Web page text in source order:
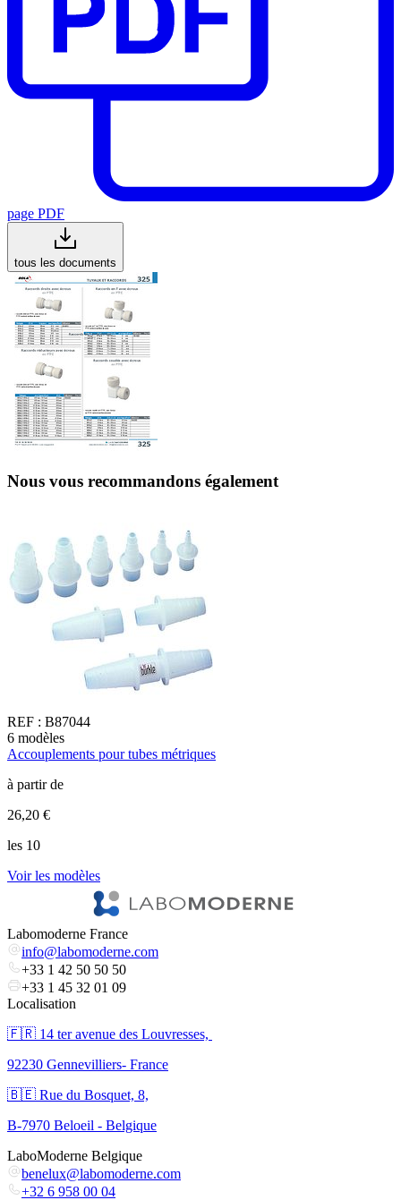
page PDF
tous les documents
Nous vous recommandons également
REF : B87044
6 modèles
Accouplements pour tubes métriques
à partir de
26,20 €
les 10
Voir les modèles
Labomoderne France
info@labomoderne.com
+33 1 42 50 50 50
+33 1 45 32 01 09
Localisation
🇫🇷 ​14 ter avenue des Louvresses,
92230 Gennevilliers- France
🇧🇪 Rue du Bosquet, 8,
B-7970 Beloeil - Belgique
LaboModerne Belgique
benelux@labomoderne.com
+32 6 958 00 04